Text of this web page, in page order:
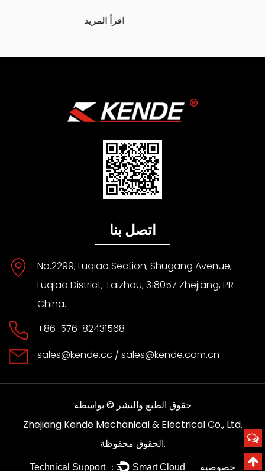
اتصل بنا
No.2299, Luqiao Section, Shugang Avenue,
Luqiao District, Taizhou, 318057 Zhejiang, PR
China.
+86-576-82431568
sales@kende.cc / sales@kende.com.cn
حقوق الطبع والنشر © بواسطة
Zhejiang Kende Mechanical & Electrical Co., Ltd.
الحقوق محفوظة.
Technical Support ： Smart Cloud خصوصية